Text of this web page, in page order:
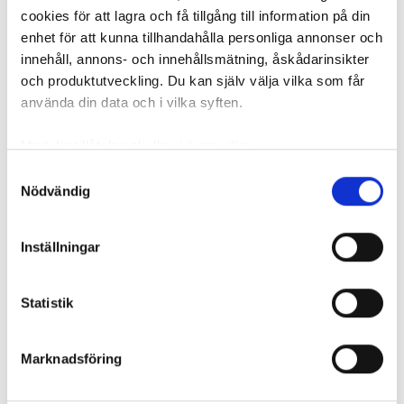
cookies för att lagra och få tillgång till information på din
enhet för att kunna tillhandahålla personliga annonser och
innehåll, annons- och innehållsmätning, åskådarinsikter
och produktutveckling. Du kan själv välja vilka som får
använda din data och i vilka syften.
Med din tillåtelse skulle vi även vilja:
som kan ha en noggrannhet på upp till flera meter
Ta reda på mer om hur dina personliga uppgifter
Du kan ändra eller dra tillbaka ditt samtycke när som
Vi använder enhetsidentifierare för att anpassa innehållet
Nödvändig
Inställningar
Statistik
Marknadsföring
Nyhetsbrev
Prenumerera på vårt nyhetsbrev och få nyheter, tips
REKOMMENDERADE ARTIKLAR